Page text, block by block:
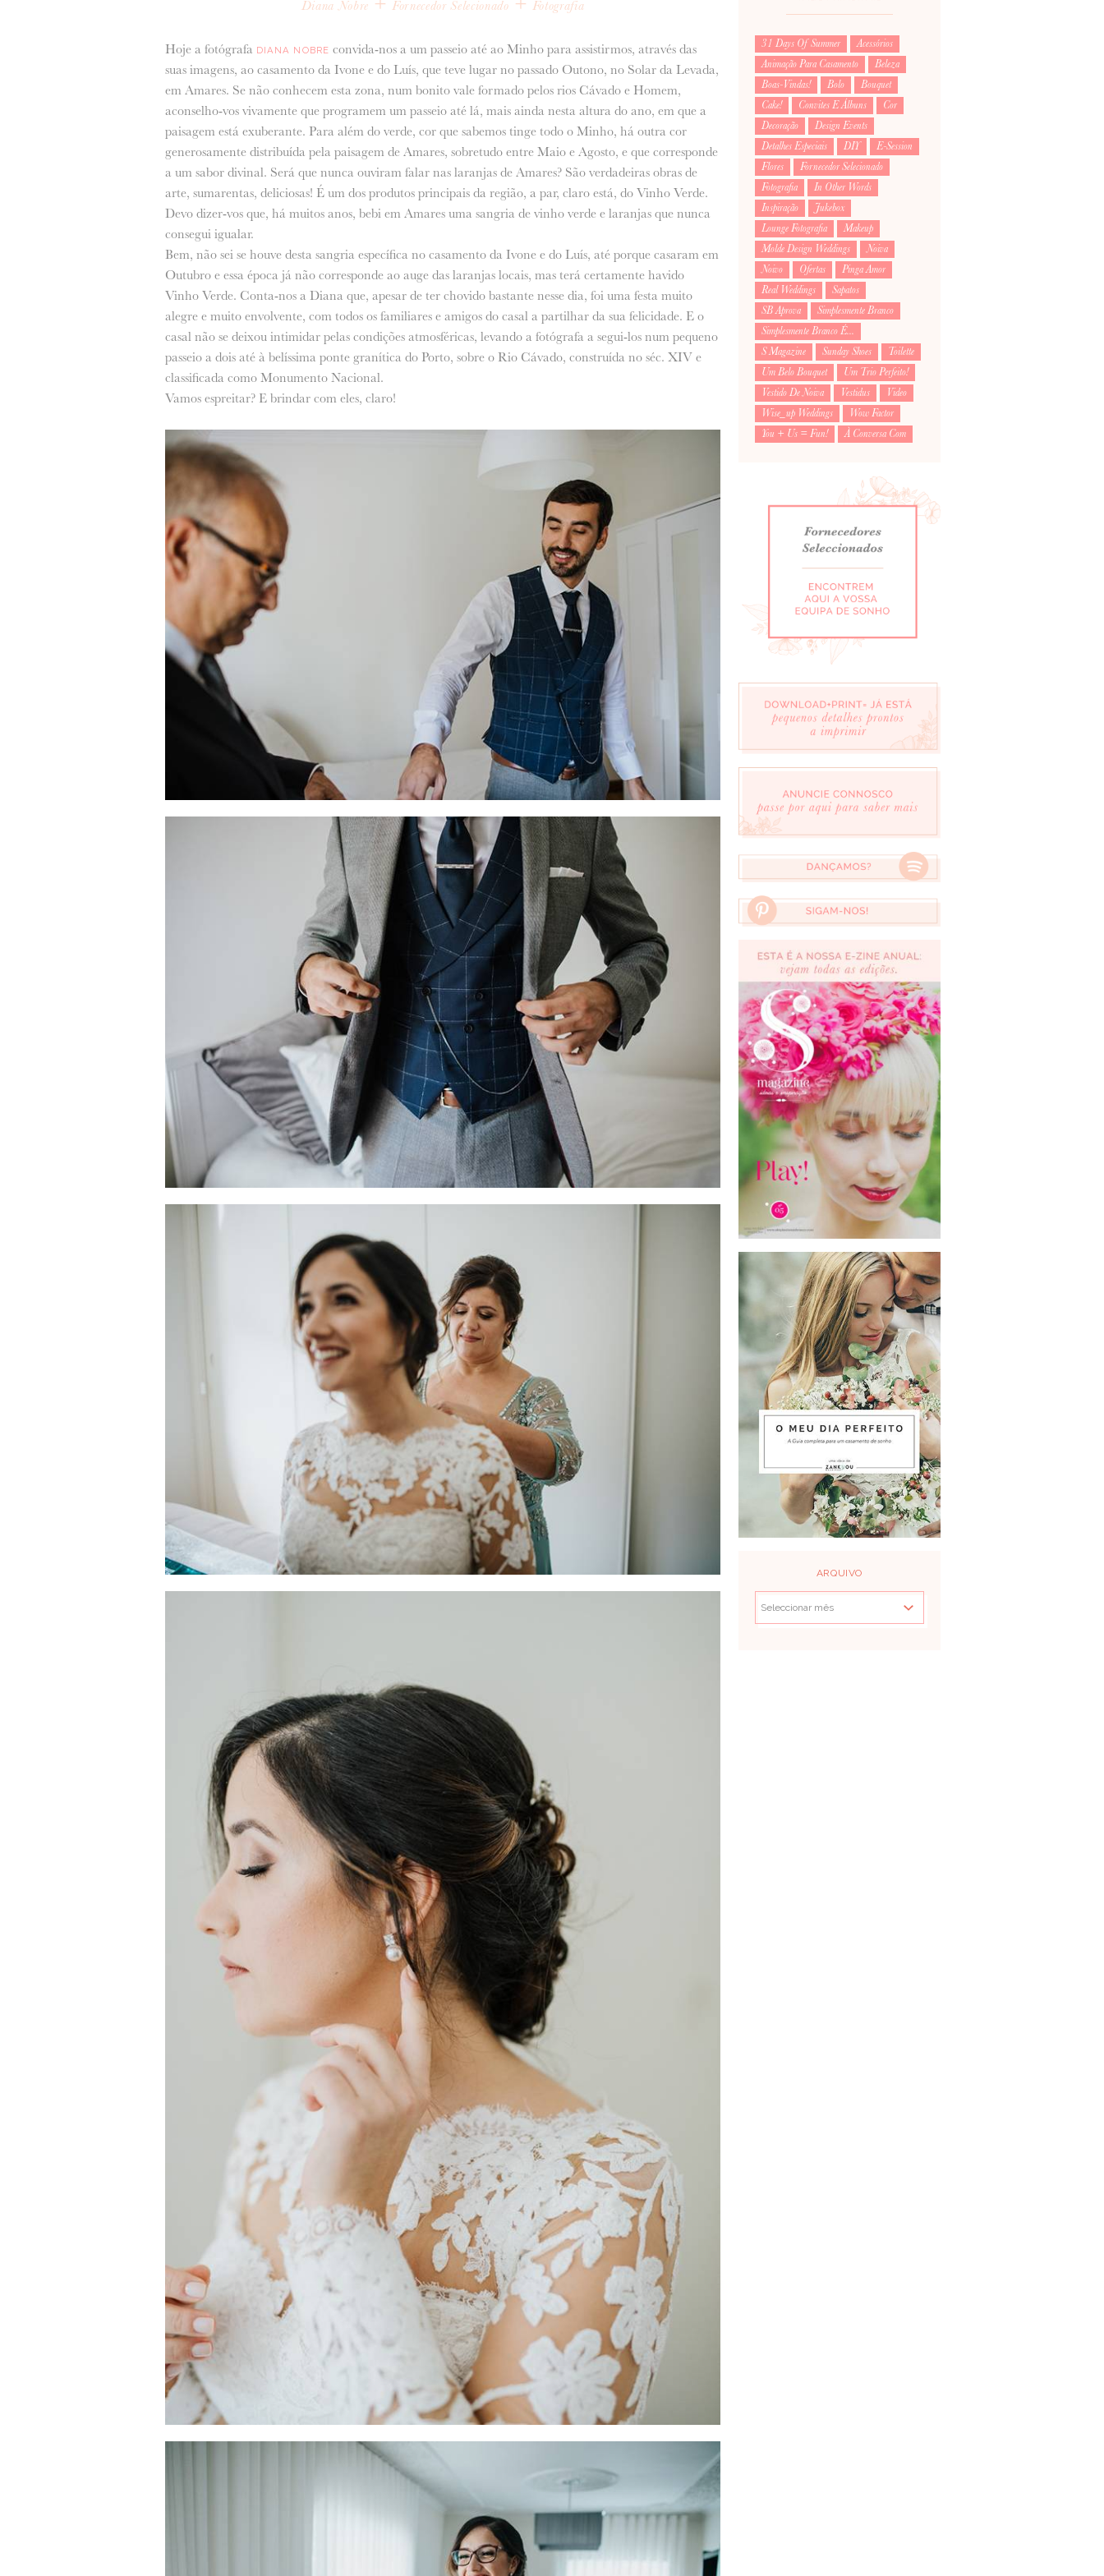
Diana Nobre Fornecedor Selecionado Fotografia
Hoje a fotógrafa DIANA NOBRE convida-nos a um passeio até ao Minho para assistirmos, através das
suas imagens, ao casamento da Ivone e do Luís, que teve lugar no passado Outono, no Solar da Levada,
em Amares. Se não conhecem esta zona, num bonito vale formado pelos rios Cávado e Homem,
aconselho-vos vivamente que programem um passeio até lá, mais ainda nesta altura do ano, em que a
paisagem está exuberante. Para além do verde, cor que sabemos tinge todo o Minho, há outra cor
generosamente distribuída pela paisagem de Amares, sobretudo entre Maio e Agosto, e que corresponde
a um sabor divinal. Será que nunca ouviram falar nas laranjas de Amares? São verdadeiras obras de
arte, sumarentas, deliciosas! É um dos produtos principais da região, a par, claro está, do Vinho Verde.
Devo dizer-vos que, há muitos anos, bebi em Amares uma sangria de vinho verde e laranjas que nunca
consegui igualar.
Bem, não sei se houve desta sangria específica no casamento da Ivone e do Luís, até porque casaram em
Outubro e essa época já não corresponde ao auge das laranjas locais, mas terá certamente havido
Vinho Verde. Conta-nos a Diana que, apesar de ter chovido bastante nesse dia, foi uma festa muito
alegre e muito envolvente, com todos os familiares e amigos do casal a partilhar da sua felicidade. E o
casal não se deixou intimidar pelas condições atmosféricas, levando a fotógrafa a segui-los num pequeno
passeio a dois até à belíssima ponte granítica do Porto, sobre o Rio Cávado, construída no séc. XIV e
classificada como Monumento Nacional.
Vamos espreitar? E brindar com eles, claro!
31 Days Of Summer
Acessórios
Animação Para Casamento
Beleza
Boas-Vindas!
Bolo
Bouquet
Cake!
Convites E Álbuns
Cor
Decoração
Design Events
Detalhes Especiais
DIY
E-Session
Flores
Fornecedor Selecionado
Fotografia
In Other Words
Inspiração
Jukebox
Lounge Fotografia
Makeup
Molde Design Weddings
Noiva
Noivo
Ofertas
Pinga Amor
Real Weddings
Sapatos
SB Aprova
Simplesmente Branco
Simplesmente Branco É...
S Magazine
Sunday Shoes
Toilette
Um Belo Bouquet
Um Trio Perfeito!
Vestido De Noiva
Vestidus
Video
Wise_up Weddings
Wow Factor
You + Us = Fun!
À Conversa Com
ARQUIVO